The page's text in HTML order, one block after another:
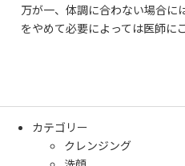
万が一、体調に合わない場合に
をやめて必要によっては医師に
カテゴリー
クレンジング